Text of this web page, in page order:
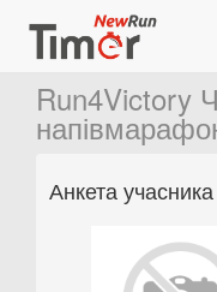
Run4Victory
Анкета учасника